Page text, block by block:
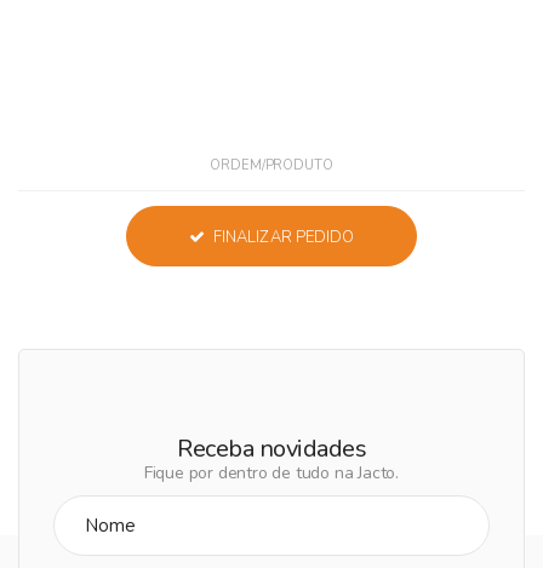
ORDEM/PRODUTO
FINALIZAR PEDIDO
Receba novidades
Fique por dentro de tudo na Jacto.